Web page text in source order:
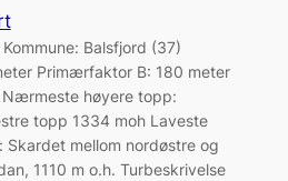
Balsfjord (37)
Primærfaktor B: 180 meter
høyere topp:
topp 1334 moh Laveste
mellom nordøstre og
1110 m o.h. Turbeskrivelse